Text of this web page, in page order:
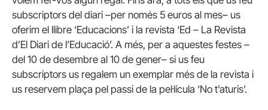
subscriptors del diari –per només 5 euros al mes– us
oferim el llibre ‘Educacions’ i la revista ‘Ed – La Revista
d’El Diari de l’Educació’. A més, per a aquestes festes –
del 10 de desembre al 10 de gener– si us feu
subscriptors us regalem un exemplar més de la revista i
us reservem plaça pel passi de la pel·lícula ‘No t’aturis’.